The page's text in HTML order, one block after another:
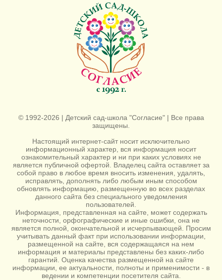
© 1992-2026 | Детский сад-школа "Согласие" | Все права
защищены.
Настоящий интернет-сайт носит исключительно
информационный характер, вся информация носит
ознакомительный характер и ни при каких условиях не
является публичной офертой. Владелец сайта оставляет за
собой право в любое время вносить изменения, удалять,
исправлять, дополнять либо любым иным способом
обновлять информацию, размещенную во всех разделах
данного сайта без специального уведомления
пользователей.
Информация, представленная на сайте, может содержать
неточности, орфографические и иные ошибки, она не
является полной, окончательной и исчерпывающей. Просим
учитывать данный факт при использовании информации,
размещенной на сайте, вся содержащаяся на нем
информация и материалы представлены без каких-либо
гарантий. Оценка качества размещенной на сайте
информации, ее актуальности, полноты и применимости - в
ведении и компетенции посетителя сайта.